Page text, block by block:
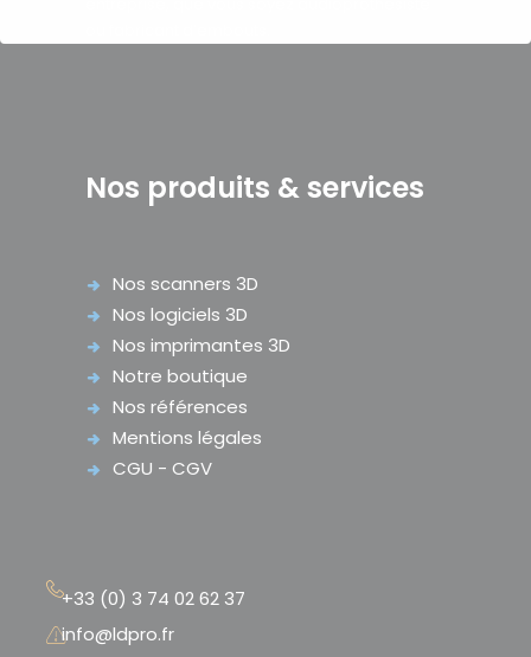
Nos produits & services
Nos scanners 3D
Nos logiciels 3D
Nos imprimantes 3D
Notre boutique
Nos références
Mentions légales
CGU - CGV
+33 (0) 3 74 02 62 37
info@ldpro.fr